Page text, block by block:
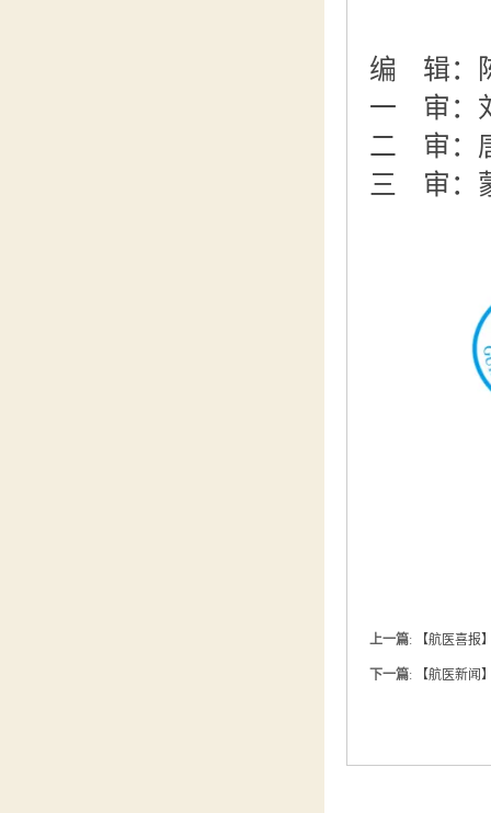
编 辑：
一 审：
二 审：
三 审：
上一篇: 【航医喜
下一篇: 【航医新闻